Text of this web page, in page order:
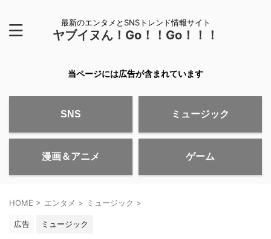
最新のエンタメとSNSトレンド情報サイト
ヤブイヌん！Go！！Go！！！
当ページには広告が含まれています
SNS ミュージック
漫画＆アニメ ゲーム
HOME > エンタメ > ミュージック >
広告 ミュージック